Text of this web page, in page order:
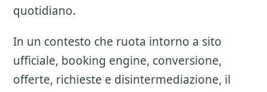
quotidiano.
In un contesto che ruota intorno a sito
ufficiale, booking engine, conversione,
offerte, richieste e disintermediazione, il